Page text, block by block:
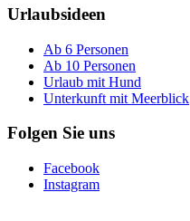
Urlaubsideen
Ab 6 Personen
Ab 10 Personen
Urlaub mit Hund
Unterkunft mit Meerblick
Folgen Sie uns
Facebook
Instagram